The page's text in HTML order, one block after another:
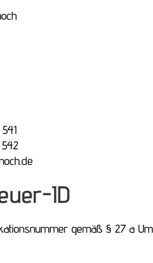
ID
gemäß § 27 a